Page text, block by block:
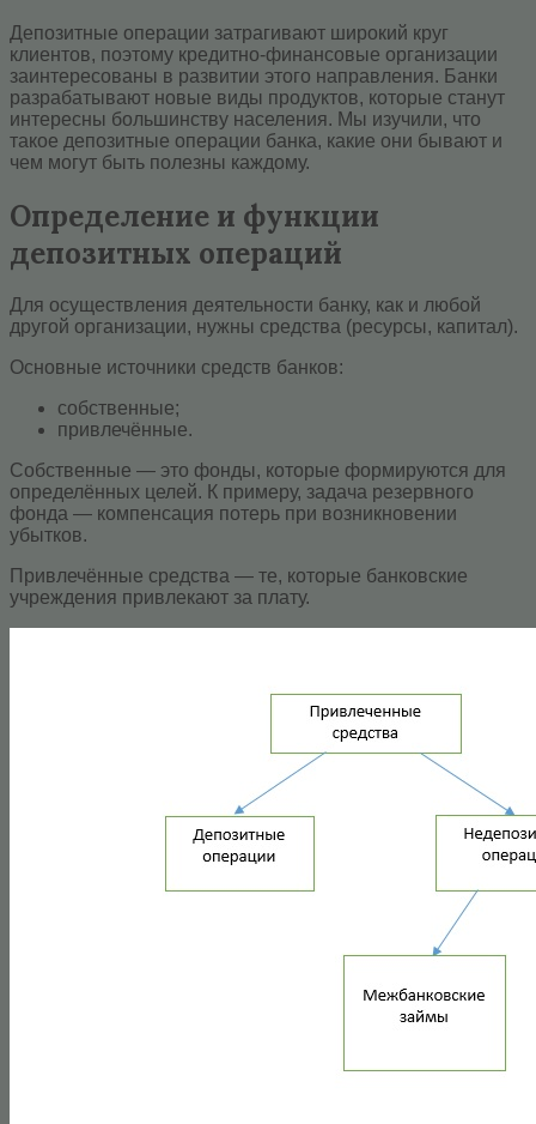
Депозитные операции затрагивают широкий круг
клиентов, поэтому кредитно-финансовые организации
заинтересованы в развитии этого направления. Банки
разрабатывают новые виды продуктов, которые станут
интересны большинству населения. Мы изучили, что
такое депозитные операции банка, какие они бывают и
чем могут быть полезны каждому.
Определение и функции
депозитных операций
Для осуществления деятельности банку, как и любой
другой организации, нужны средства (ресурсы, капитал).
Основные источники средств банков:
собственные;
привлечённые.
Собственные — это фонды, которые формируются для
определённых целей. К примеру, задача резервного
фонда — компенсация потерь при возникновении
убытков.
Привлечённые средства — те, которые банковские
учреждения привлекают за плату.